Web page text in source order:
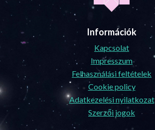
Információk
Kapcsolat
Impresszum
Felhasználási feltételek
Cookie policy
Adatkezelési nyilatkozat
Szerzői jogok